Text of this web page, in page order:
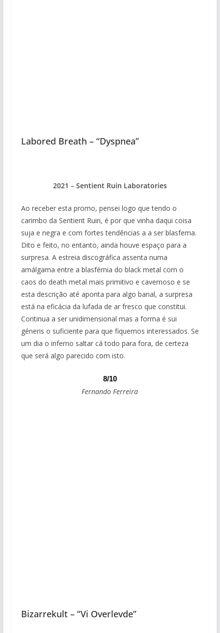
Labored Breath – “Dyspnea”
2021 – Sentient Ruin Laboratories
Ao receber esta promo, pensei logo que tendo o
carimbo da Sentient Ruin, é por que vinha daqui coisa
suja e negra e com fortes tendências a a ser blasfema.
Dito e feito, no entanto, ainda houve espaço para a
surpresa. A estreia discográfica assenta numa
amálgama entre a blasfémia do black metal com o
caos do death metal mais primitivo e cavernoso e se
esta descrição até aponta para algo banal, a surpresa
está na eficácia da lufada de ar fresco que constitui.
Continua a ser unidimensional mas a forma é sui
géneris o suficiente para que fiquemos interessados. Se
um dia o inferno saltar cá todo para fora, de certeza
que será algo parecido com isto.
8/10
Fernando Ferreira
Bizarrekult – “Vi Overlevde”